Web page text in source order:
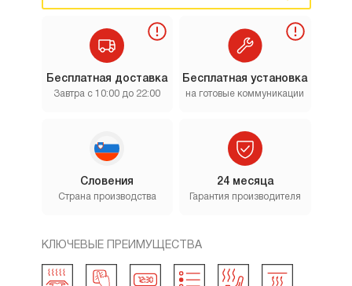
Бесплатная доставка
Завтра с 10:00 до 22:00
24 месяца
Гарантия производителя
Бесплатная установка
на готовые коммуникации
Словения
Страна производства
КЛЮЧЕВЫЕ ПРЕИМУЩЕСТВА